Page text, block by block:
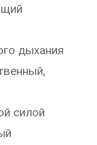
дыхания
силой